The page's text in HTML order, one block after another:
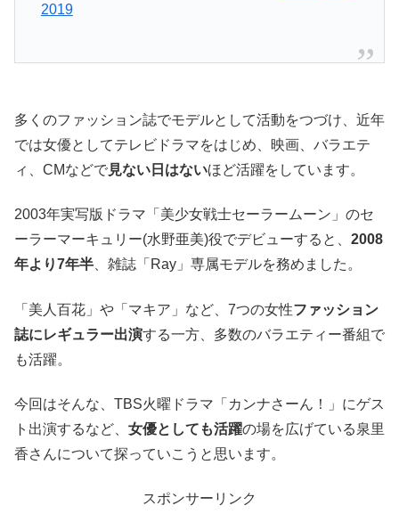
2019
多くのファッション誌でモデルとして活動をつづけ、近年
では女優としてテレビドラマをはじめ、映画、バラエテ
ィ、CMなどで見ない日はないほど活躍をしています。
2003年実写版ドラマ「美少女戦士セーラームーン」のセ
ーラーマーキュリー(水野亜美)役でデビューすると、 2008
年より7年半 、雑誌「Ray」専属モデルを務めました。
「美人百花」や「マキア」など、7つの女性ファッション
誌にレギュラー出演する一方、多数のバラエティー番組で
も活躍。
今回はそんな、TBS火曜ドラマ「カンナさーん！」にゲス
ト出演するなど、 女優としても活躍の場を広げている泉里
香さんについて探っていこうと思います。
スポンサーリンク